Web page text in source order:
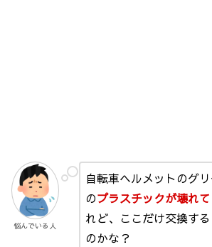
悩んでいる人
自転車ヘルメットのグ
のプラスチックが壊れ
れど、ここだけ交換す
のかな？